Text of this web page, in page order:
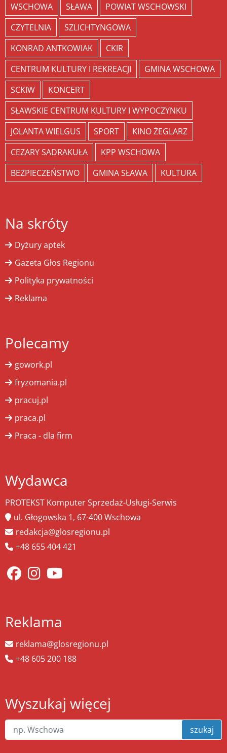
WSCHOWA SŁAWA
POWIAT WSCHOWSKI
CZYTELNIA
SZLICHTYNGOWA
KONRAD ANTKOWIAK
CKIR
CENTRUM KULTURY I REKREACJI
GMINA WSCHOWA
SCKIW
KONCERT
SŁAWSKIE CENTRUM KULTURY I WYPOCZYNKU
JOLANTA WIELGUS
SPORT
KINO ŻEGLARZ
CEZARY SADRAKUŁA
KPP WSCHOWA
BEZPIECZEŃSTWO
GMINA SŁAWA KULTURA
Na skróty
Dyżury aptek
Gazeta Głos Regionu
Polityka prywatności
Reklama
Polecamy
gowork.pl
fryzomania.pl
pracuj.pl
praca.pl
Praca - dla firm
Wydawca
PROTEKST Komputer Sprzedaż-Usługi-Serwis
ul. Głogowska 1, 67-400 Wschowa
redakcja@glosregionu.pl
+48 655 404 421
Reklama
reklama@glosregionu.pl
+48 605 200 188
Wyszukaj więcej
szukaj